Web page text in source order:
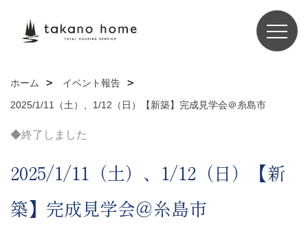
ホーム
イベント報告
2025/1/11（土）、1/12（日）【新築】完成見学会＠糸島市
◆終了しました
2025/1/11（土）、1/12（日）【新
築】完成見学会＠糸島市